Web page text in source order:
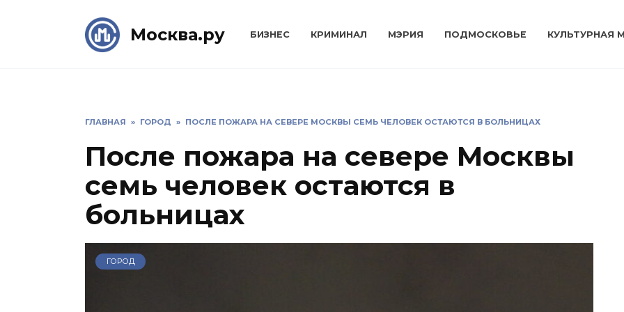
Москва.ру БИЗНЕС КРИМИНАЛ МЭРИЯ ПОДМОСКОВЬЕ КУЛЬТУРНАЯ
ГЛАВНАЯ » ГОРОД » ПОСЛЕ ПОЖАРА НА СЕВЕРЕ МОСКВЫ СЕМЬ ЧЕЛОВЕК ОСТАЮТСЯ В БОЛЬНИЦАХ
После пожара на севере Москвы
семь человек остаются в
больницах
ГОРОД